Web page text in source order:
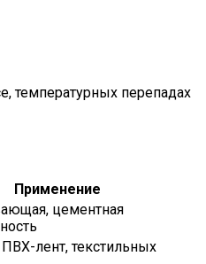
температурных перепадах
Применение
цементная
лент, текстильных